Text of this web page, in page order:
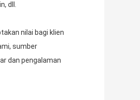
dll.
nilai bagi klien
sumber
dan pengalaman